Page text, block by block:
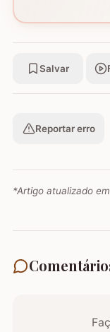
Salvar
Reportar erro
*Artigo atualizado